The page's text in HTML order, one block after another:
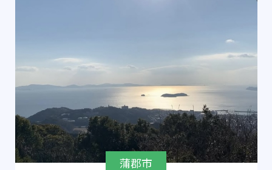
蒲郡市